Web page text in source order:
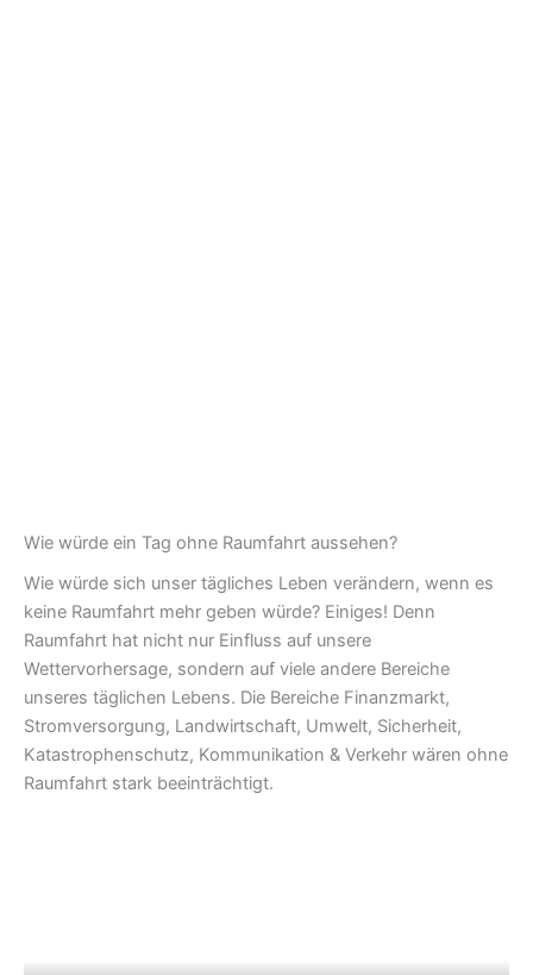
Wie würde ein Tag ohne Raumfahrt aussehen?
Wie würde sich unser tägliches Leben verändern, wenn es
keine Raumfahrt mehr geben würde? Einiges! Denn
Raumfahrt hat nicht nur Einfluss auf unsere
Wettervorhersage, sondern auf viele andere Bereiche
unseres täglichen Lebens. Die Bereiche Finanzmarkt,
Stromversorgung, Landwirtschaft, Umwelt, Sicherheit,
Katastrophenschutz, Kommunikation & Verkehr wären ohne
Raumfahrt stark beeinträchtigt.